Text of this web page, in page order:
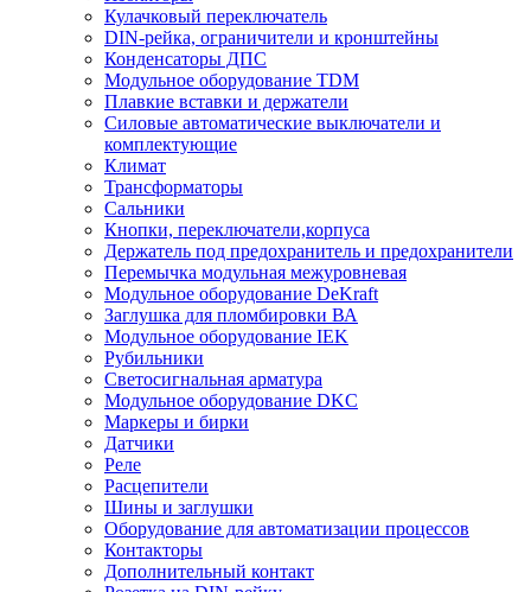
Кулачковый переключатель
DIN-рейка, ограничители и кронштейны
Конденсаторы ДПС
Модульное оборудование TDM
Плавкие вставки и держатели
Силовые автоматические выключатели и
комплектующие
Климат
Трансформаторы
Сальники
Кнопки, переключатели,корпуса
Держатель под предохранитель и предохранители
Перемычка модульная межуровневая
Модульное оборудование DeKraft
Заглушка для пломбировки ВА
Модульное оборудование IEK
Рубильники
Светосигнальная арматура
Модульное оборудование DKC
Маркеры и бирки
Датчики
Реле
Расцепители
Шины и заглушки
Оборудование для автоматизации процессов
Контакторы
Дополнительный контакт